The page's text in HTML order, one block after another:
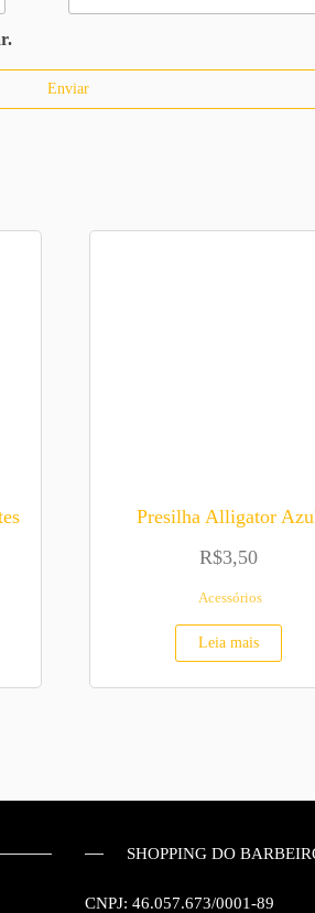
Presilha Alligator
R$3,50
Acessórios
Leia mais
SHOPPING DO
CNPJ: 46.057.673/0001-89